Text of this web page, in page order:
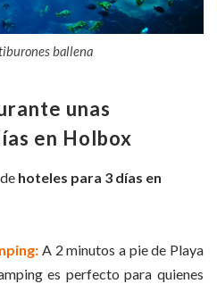
ballena
unas
en Holbox
hoteles para 3 días en
A 2 minutos a pie de Playa
es perfecto para quienes